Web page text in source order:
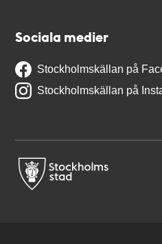
Sociala medier
Stockholmskällan på
Stockholmskällan på